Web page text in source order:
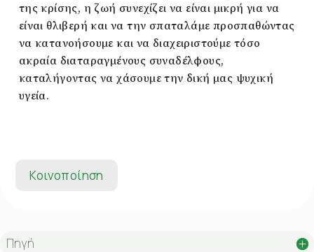
της κρίσης, η ζωή συνεχίζει να είναι μικρή για να
είναι θλιβερή και να την σπαταλάμε προσπαθώντας
να κατανοήσουμε και να διαχειριστούμε τόσο
ακραία διαταραγμένους συναδέλφους,
καταλήγοντας να χάσουμε την δική μας ψυχική
υγεία.
Κοινοποίηση
Πηγή